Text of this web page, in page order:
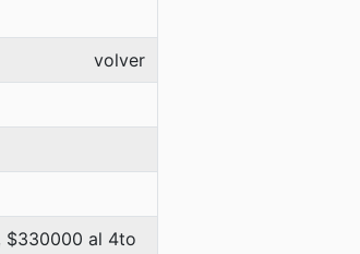
volver
$330000 al 4to